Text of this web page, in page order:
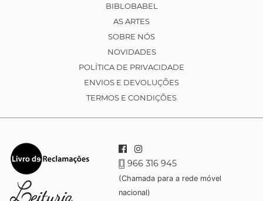
BIBLOBABEL
AS ARTES
SOBRE NÓS
NOVIDADES
POLÍTICA DE PRIVACIDADE
ENVIOS E DEVOLUÇÕES
TERMOS E CONDIÇÕES
966 316 945
(Chamada para a rede móvel
nacional)